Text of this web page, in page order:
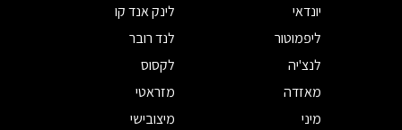
יונדאי
לינק אנד קו
ליפמוטור
לנד רובר
לנצ'יה
לקסוס
מאזדה
מזראטי
מיני
מיצובישי